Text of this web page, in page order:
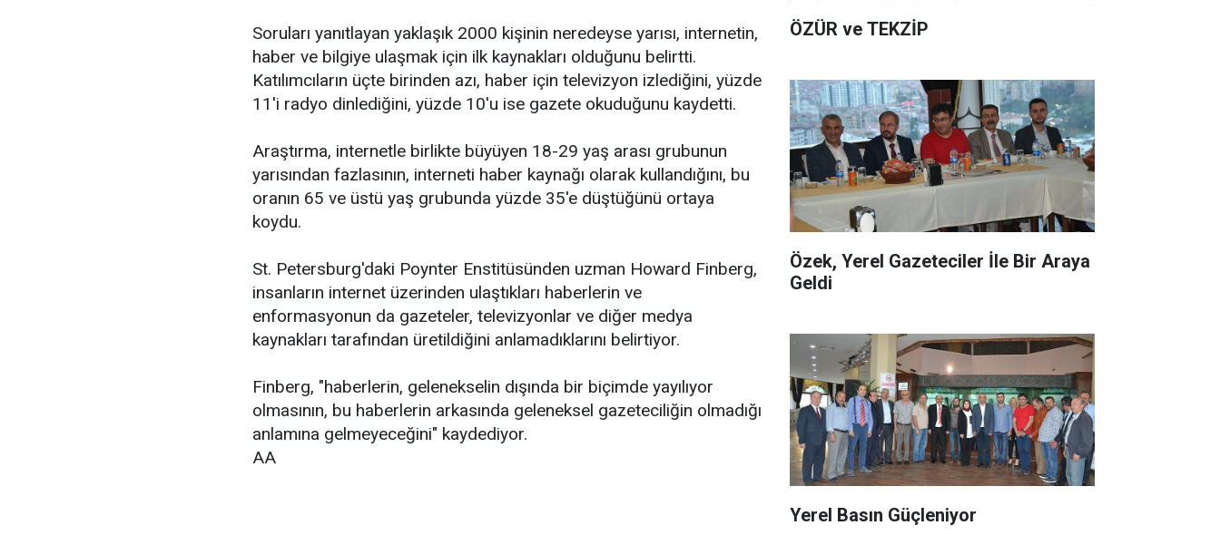
Soruları yanıtlayan yaklaşık 2000 kişinin neredeyse yarısı, internetin,
haber ve bilgiye ulaşmak için ilk kaynakları olduğunu belirtti.
Katılımcıların üçte birinden azı, haber için televizyon izlediğini, yüzde
11'i radyo dinlediğini, yüzde 10'u ise gazete okuduğunu kaydetti.
Araştırma, internetle birlikte büyüyen 18-29 yaş arası grubunun
yarısından fazlasının, interneti haber kaynağı olarak kullandığını, bu
oranın 65 ve üstü yaş grubunda yüzde 35'e düştüğünü ortaya
koydu.
St. Petersburg'daki Poynter Enstitüsünden uzman Howard Finberg,
insanların internet üzerinden ulaştıkları haberlerin ve
enformasyonun da gazeteler, televizyonlar ve diğer medya
kaynakları tarafından üretildiğini anlamadıklarını belirtiyor.
Finberg, "haberlerin, gelenekselin dışında bir biçimde yayılıyor
olmasının, bu haberlerin arkasında geleneksel gazeteciliğin olmadığı
anlamına gelmeyeceğini" kaydediyor.
AA
ÖZÜR ve TEKZİP
Özek, Yerel Gazeteciler İle Bir Araya
Geldi
Yerel Basın Güçleniyor